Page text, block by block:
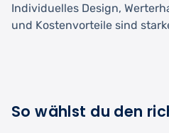
Individuelles Design,
und Kostenvorteile sind
So wählst du den